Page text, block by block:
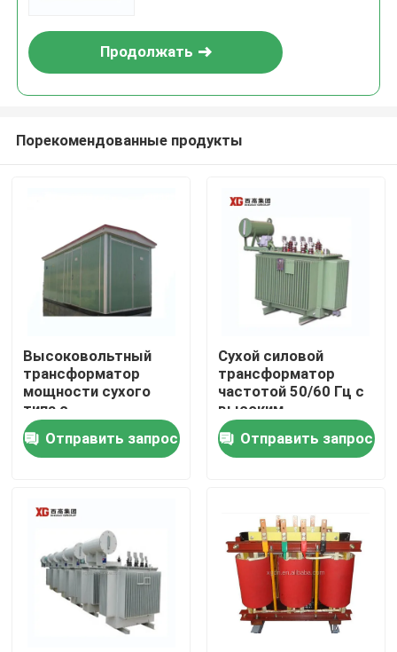
Продукты
Продолжать
Порекомендованные продукты
Высоковольтный
трансформатор
мощности сухого
типа с
эффективностью
вторичного
напряжения 11 кВ и
Отправить запрос
Сухой силовой
трансформатор
частотой 50/60 Гц с
высоким
напряжением 11 кВ,
10 кВ, 6 кВ и
страхованием
Отправить запрос